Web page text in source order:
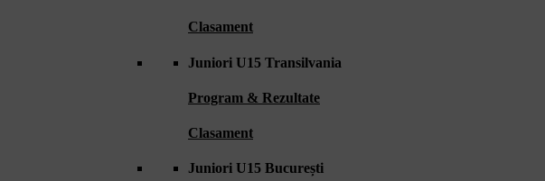
Clasament
Juniori U15 Transilvania
Program & Rezultate
Clasament
Juniori U15 București